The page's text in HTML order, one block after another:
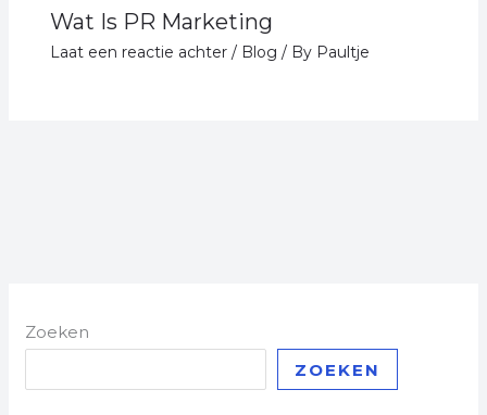
Wat Is PR Marketing
Laat een reactie achter / Blog / By Paultje
Zoeken
ZOEKEN